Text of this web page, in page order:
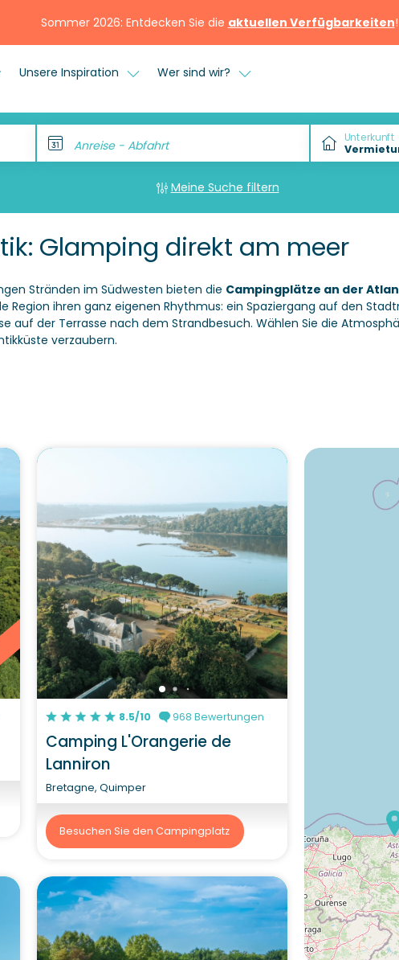
Sommer 2026: Entdecken Sie die aktuellen Verfügbarkeiten!
Unsere Inspiration Wer sind wir?
Anreise - Abfahrt Unterkunft
Meine Suche filtern
Glamping direkt am meer
Stränden im Südwesten bieten die Campingplätze an der
Region ihren ganz eigenen Rhythmus: ein Spaziergang auf den
auf der Terrasse nach dem Strandbesuch. Wählen Sie die
verzaubern.
8.5/10 968 Bewertungen
Camping L'Orangerie de
Lanniron
Bretagne, Quimper
Besuchen Sie den Campingplatz